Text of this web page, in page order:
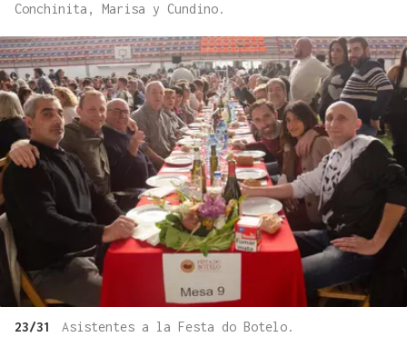
Conchinita, Marisa y Cundino.
23/31 Asistentes a la Festa do Botelo.